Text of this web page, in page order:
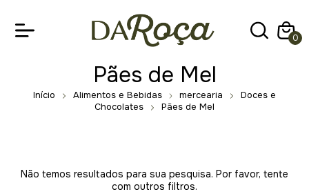
0
Pães de Mel
Início Alimentos e Bebidas mercearia
Doces e
Chocolates
Pães de Mel
Não temos resultados para sua pesquisa. Por favor, tente
com outros filtros.